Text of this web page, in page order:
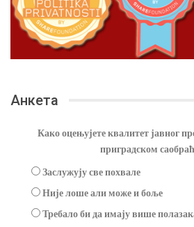
Анкета
Како оцењујете квалитет јавног
приградском
Заслужују све похвале
Није лоше али може и боље
Требало би да имају више